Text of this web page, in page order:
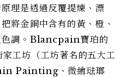
理是透過反覆提煉、漂
將金銅中含有的黃、橙、
色調。Blancpain寶珀的
坊（工坊著名的五大工
Painting、微繪琺瑯